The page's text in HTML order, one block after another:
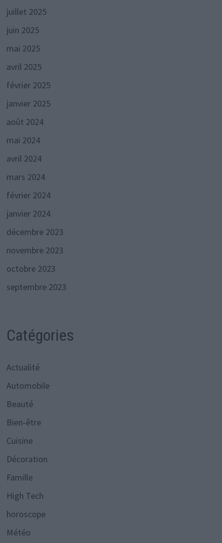
juillet 2025
juin 2025
mai 2025
avril 2025
février 2025
janvier 2025
août 2024
mai 2024
avril 2024
mars 2024
février 2024
janvier 2024
décembre 2023
novembre 2023
octobre 2023
septembre 2023
Catégories
Actualité
Automobile
Beauté
Bien-être
Cuisine
Décoration
Famille
High Tech
horoscope
Météo